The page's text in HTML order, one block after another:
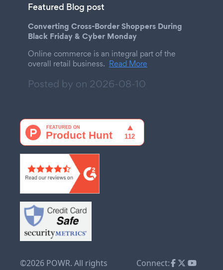
Featured Blog post
Converting Cross-Border Shoppers During
Black Friday & Cyber Monday
Online commerce is an integral part of the
overall retail business. Read More
Posted by on 2026-08-10
©2026 POWR. All rights
Connect: